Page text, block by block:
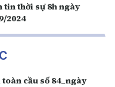
tin thời sự 8h ngày
2024
cầu số 84_ngày